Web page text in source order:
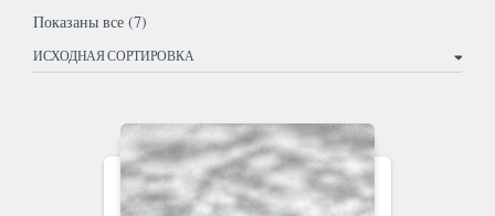
Показаны все (7)